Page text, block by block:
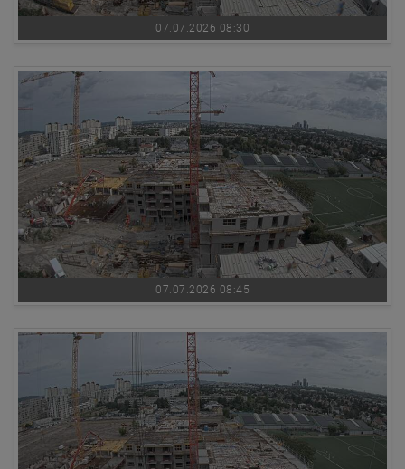
07.07.2026 08:30
07.07.2026 08:45